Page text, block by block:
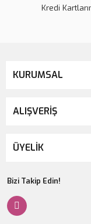
Kredi
KURUMSAL
ALIŞVERİŞ
ÜYELİK
Bizi Takip Edin!